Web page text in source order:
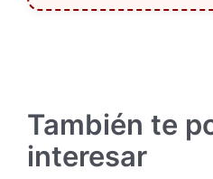
También te
interesar